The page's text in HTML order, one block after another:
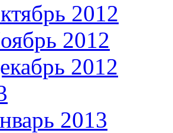
2012
2012
2012
2013